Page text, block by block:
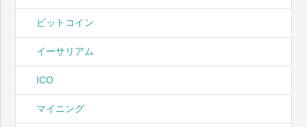
ビットコイン
イーサリアム
ICO
マイニング